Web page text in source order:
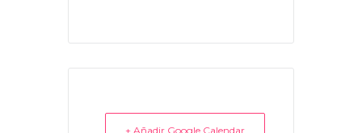
+ Añadir Google Calendar